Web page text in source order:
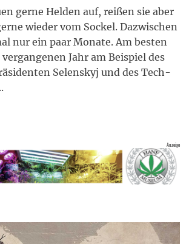
gerne Helden auf, reißen sie aber
wieder vom Sockel. Dazwischen
nur ein paar Monate. Am besten
Jahr am Beispiel des
Selenskyj und des Tech-